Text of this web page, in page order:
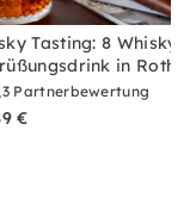
Tasting: 8 Whiskys
in
Partnerbewertung
€